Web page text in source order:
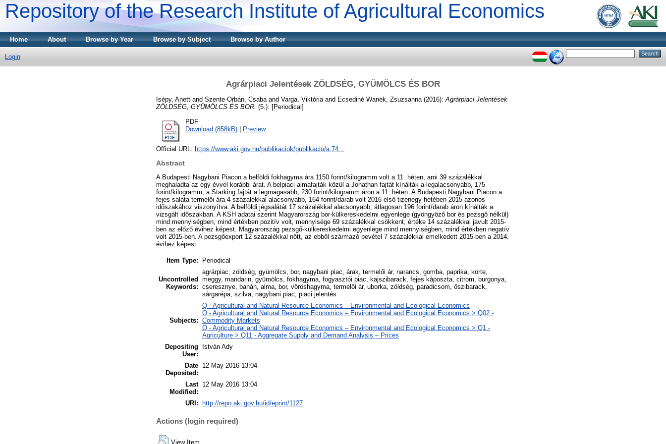
Repository of the Research Institute of Agricultural Economics
Home About Browse by Year Browse by Subject Browse by Author
Login
Agrárpiaci Jelentések ZÖLDSÉG, GYÜMÖLCS ÉS BOR
Isépy, Anett and Szente-Orbán, Csaba and Varga, Viktória and Ecsediné Wanek, Zsuzsanna (2016): Agrárpiaci Jelentések
ZÖLDSÉG, GYÜMÖLCS ÉS BOR. (5.): [Periodical]
PDF
Download (858kB)
Preview
Official URL: https://www.aki.gov.hu/publikaciok/publikacio/a:74...
Abstract
A Budapesti Nagybani Piacon a belföldi fokhagyma ára 1150 forint/kilogramm volt a 11. héten, ami 39 százalékkal
meghaladta az egy évvel korábbi árat. A belpiaci almafajták közül a Jonathan fajtát kínálták a legalacsonyabb, 175
forint/kilogramm, a Starking fajtát a legmagasabb, 230 forint/kilogramm áron a 11. héten. A Budapesti Nagybani Piacon a
fejes saláta termelői ára 4 százalékkal alacsonyabb, 164 forint/darab volt 2016 első tizenegy hetében 2015 azonos
időszakához viszonyítva. A belföldi jégsalátát 17 százalékkal alacsonyabb, átlagosan 196 forint/darab áron kínálták a
vizsgált időszakban. A KSH adatai szerint Magyarország bor-külkereskedelmi egyenlege (gyöngyöző bor és pezsgő nélkül)
mind mennyiségben, mind értékben pozitív volt, mennyisége 69 százalékkal csökkent, értéke 14 százalékkal javult 2015-
ben az előző évihez képest. Magyarország pezsgő-külkereskedelmi egyenlege mind mennyiségben, mind értékben negatív
volt 2015-ben. A pezsgőexport 12 százalékkal nőtt, az ebből származó bevétel 7 százalékkal emelkedett 2015-ben a 2014.
évihez képest.
Item Type: Periodical
Uncontrolled
Keywords:
agrárpiac, zöldség, gyümölcs, bor, nagybani piac, árak, termelői ár, narancs, gomba, paprika, körte,
meggy, mandarin, gyümölcs, fokhagyma, fogyasztói piac, kajszibarack, fejes káposzta, citrom, burgonya,
cseresznye, banán, alma, bor, vöröshagyma, termelői ár, uborka, zöldség, paradicsom, őszibarack,
sárgarépa, szilva, nagybani piac, piaci jelentés
Subjects:
Q - Agricultural and Natural Resource Economics – Environmental and Ecological Economics
Q - Agricultural and Natural Resource Economics – Environmental and Ecological Economics > Q02 -
Commodity Markets
Q - Agricultural and Natural Resource Economics – Environmental and Ecological Economics > Q1 -
Agriculture > Q11 - Aggregate Supply and Demand Analysis – Prices
Depositing
User:
István Ady
Date
Deposited:
12 May 2016 13:04
Last
Modified:
12 May 2016 13:04
URI: http://repo.aki.gov.hu/id/eprint/1127
Actions (login required)
View Item